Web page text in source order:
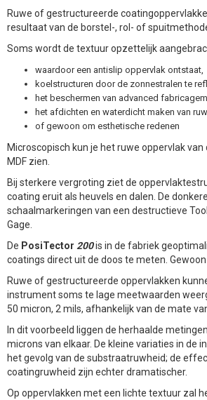
Ruwe of gestructureerde
resultaat van de borstel-, rol- of
Soms wordt de textuur opzettelijk
waardoor een antislip oppervlak ontstaat,
koelstructuren door de zonnestralen te
het beschermen van advanced
het afdichten en waterdicht maken van
of gewoon om esthetische redenen
Microscopisch kun je het ruwe oppervlak
MDF zien.
Bij sterkere vergroting ziet de
coating eruit als heuvels en dalen. De
schaalmarkeringen van een destructieve
Gage.
De PosiTector 200is in de fabriek
coatings direct uit de doos te meten.
Ruwe of gestructureerde oppervlakken
instrument soms te lage meetwaarden
50 micron, 2 mils, afhankelijk van de mate
In dit voorbeeld liggen de herhaalde
microns van elkaar. De kleine variaties in de
het gevolg van de substraatruwheid; de
coatingruwheid zijn echter dramatischer.
Op oppervlakken met een lichte textuur zal